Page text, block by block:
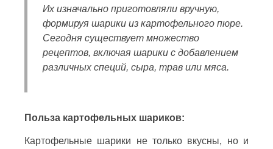
Их изначально приготовляли вручную,
формируя шарики из картофельного пюре.
Сегодня существует множество
рецептов, включая шарики с добавлением
различных специй, сыра, трав или мяса.
Польза картофельных шариков:
Картофельные шарики не только вкусны, но и